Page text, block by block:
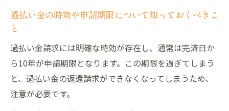
安心して過払い金請求を進めるための準備法
備ポイント
大阪府で過払い金相談前に整理すべき書類
リスト
過払い金請求の時効を意識した準備の重要
過払い金の時効や申請期限について知っておくべきこ
と
過払い金請求には明確な時効が存在し、通常は完済日か
ら10年が申請期限となります。この期限を過ぎてしまう
と、過払い金の返還請求ができなくなってしまうため、
注意が必要です。